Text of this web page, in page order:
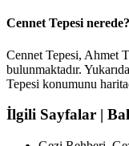
Cennet Tepesi nerede?
Cennet Tepesi, Ahmet
bulunmaktadır.
Tepesi konumunu
İlgili Sayfalar |